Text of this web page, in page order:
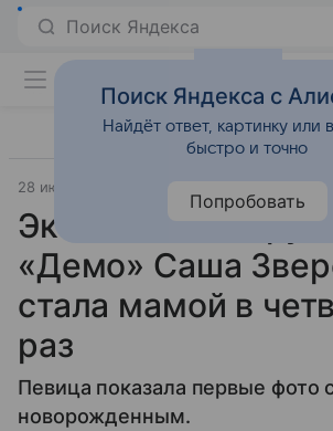
Поиск Яндекса
28 июня 2020
Экс-солистка
«Демо» Саша
стала мамой в
раз
Певица показала первые фото
новорожденным.
Поиск Яндекса с
Найдёт ответ, картинку или
быстро и точно
Попробовать